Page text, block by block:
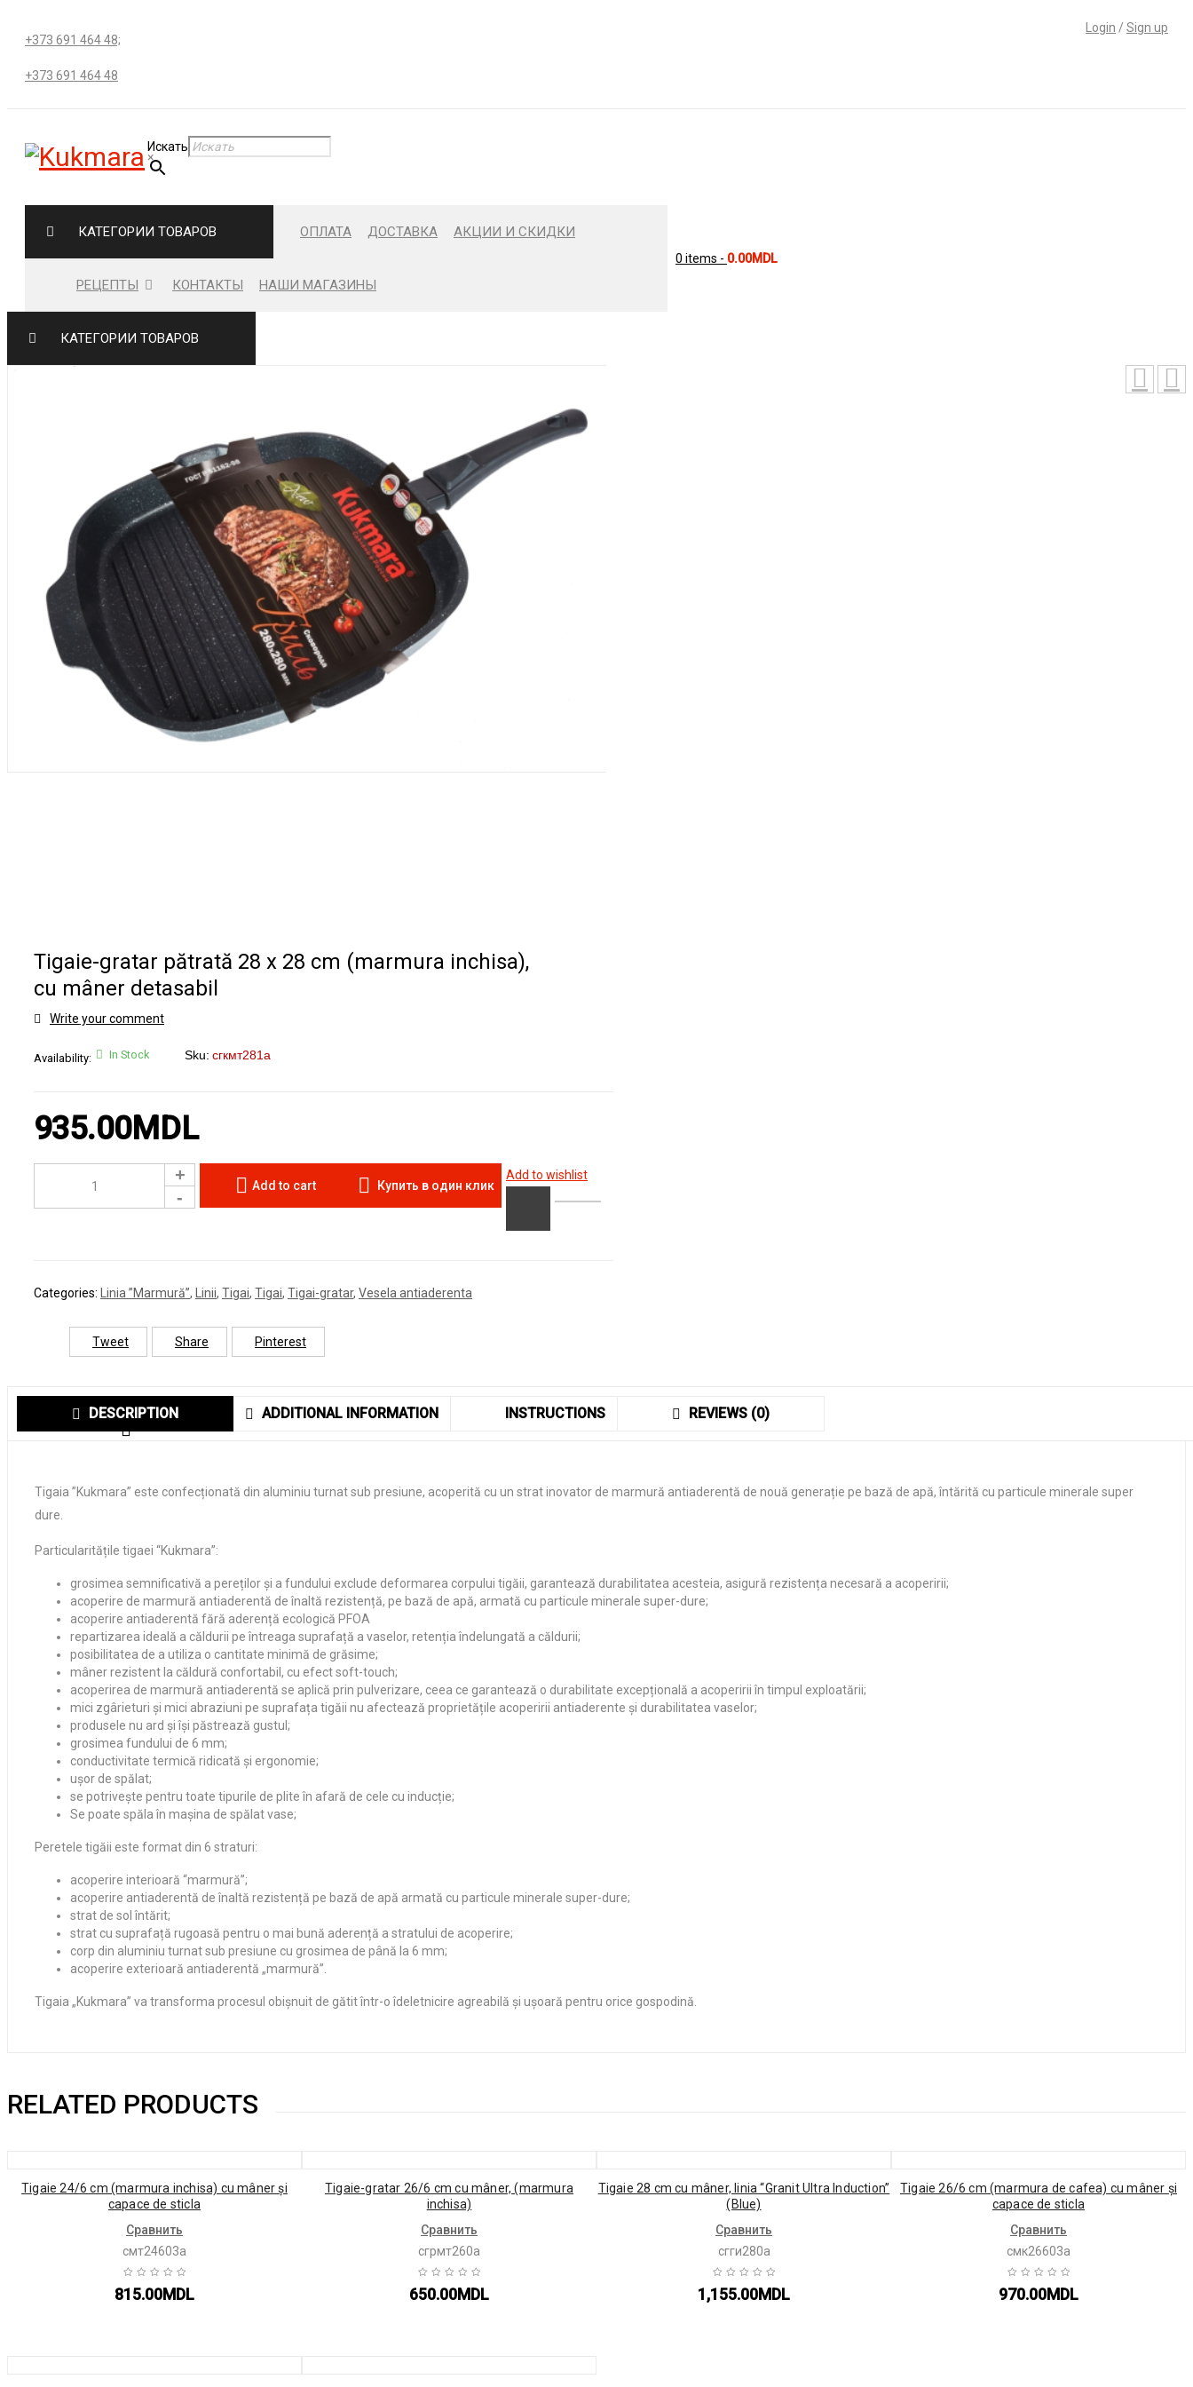
+373 691 464 48;
+373 691 464 48
Login / Sign up
Искать
×
КАТЕГОРИИ ТОВАРОВ ОПЛАТА ДОСТАВКА АКЦИИ И СКИДКИ
РЕЦЕПТЫ КОНТАКТЫ НАШИ МАГАЗИНЫ
0 items - 0.00MDL
КАТЕГОРИИ ТОВАРОВ
Tigaie-gratar pătrată 28 x 28 cm (marmura inchisa),
cu mâner detasabil
Write your comment
Availability: In Stock Sku: сгкмт281а
935.00MDL
Add to cart Купить в один клик
Add to wishlist
Categories: Linia ”Marmură”, Linii, Tigai, Tigai, Tigai-gratar, Vesela antiaderenta
Tweet Share Pinterest
DESCRIPTION ADDITIONAL INFORMATION INSTRUCTIONS REVIEWS (0)
Tigaia ”Kukmara” este confecționată din aluminiu turnat sub presiune, acoperită cu un strat inovator de marmură antiaderentă de nouă generație pe bază de apă, întărită cu particule minerale super
dure.
Particularitățile tigaei “Kukmara”:
grosimea semnificativă a pereților și a fundului exclude deformarea corpului tigăii, garantează durabilitatea acesteia, asigură rezistența necesară a acoperirii;
acoperire de marmură antiaderentă de înaltă rezistență, pe bază de apă, armată cu particule minerale super-dure;
acoperire antiaderentă fără aderență ecologică PFOA
repartizarea ideală a căldurii pe întreaga suprafață a vaselor, retenția îndelungată a căldurii;
posibilitatea de a utiliza o cantitate minimă de grăsime;
mâner rezistent la căldură confortabil, cu efect soft-touch;
acoperirea de marmură antiaderentă se aplică prin pulverizare, ceea ce garantează o durabilitate excepțională a acoperirii în timpul exploatării;
mici zgârieturi și mici abraziuni pe suprafața tigăii nu afectează proprietățile acoperirii antiaderente și durabilitatea vaselor;
produsele nu ard și își păstrează gustul;
grosimea fundului de 6 mm;
conductivitate termică ridicată și ergonomie;
ușor de spălat;
se potrivește pentru toate tipurile de plite în afară de cele cu inducție;
Se poate spăla în mașina de spălat vase;
Peretele tigăii este format din 6 straturi:
acoperire interioară “marmură”;
acoperire antiaderentă de înaltă rezistență pe bază de apă armată cu particule minerale super-dure;
strat de sol întărit;
strat cu suprafață rugoasă pentru o mai bună aderență a stratului de acoperire;
corp din aluminiu turnat sub presiune cu grosimea de până la 6 mm;
acoperire exterioară antiaderentă „marmură”.
Tigaia „Kukmara” va transforma procesul obișnuit de gătit într-o îdeletnicire agreabilă și ușoară pentru orice gospodină.
RELATED PRODUCTS
Tigaie 24/6 cm (marmura inchisa) cu mâner și
сapace de sticla
Сравнить
смт24603а
815.00MDL
Tigaie-gratar 26/6 cm cu mâner, (marmura
inchisa)
Сравнить
сгрмт260а
650.00MDL
Tigaie 28 cm cu mâner, linia “Granit Ultra Induction”
(Blue)
Сравнить
сгги280а
1,155.00MDL
Tigaie 26/6 cm (marmura de cafea) cu mâner și
сapace de sticla
Сравнить
смк26603а
970.00MDL